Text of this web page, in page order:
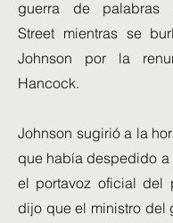
guerra de palabras
Street mientras se
Johnson por la
Hancock.
Johnson sugirió a la
que había despedido
el portavoz oficial del
dijo que el ministro del